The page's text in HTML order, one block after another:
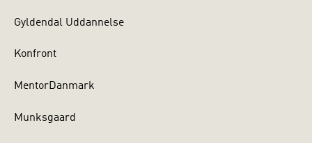
Gyldendal Uddannelse
Konfront
MentorDanmark
Munksgaard